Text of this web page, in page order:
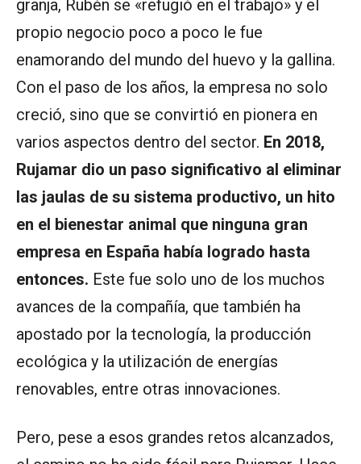
granja, Rubén se «refugió en el trabajo» y el
propio negocio poco a poco le fue
enamorando del mundo del huevo y la gallina.
Con el paso de los años, la empresa no solo
creció, sino que se convirtió en pionera en
varios aspectos dentro del sector. En 2018,
Rujamar dio un paso significativo al eliminar
las jaulas de su sistema productivo, un hito
en el bienestar animal que ninguna gran
empresa en España había logrado hasta
entonces. Este fue solo uno de los muchos
avances de la compañía, que también ha
apostado por la tecnología, la producción
ecológica y la utilización de energías
renovables, entre otras innovaciones.
Pero, pese a esos grandes retos alcanzados,